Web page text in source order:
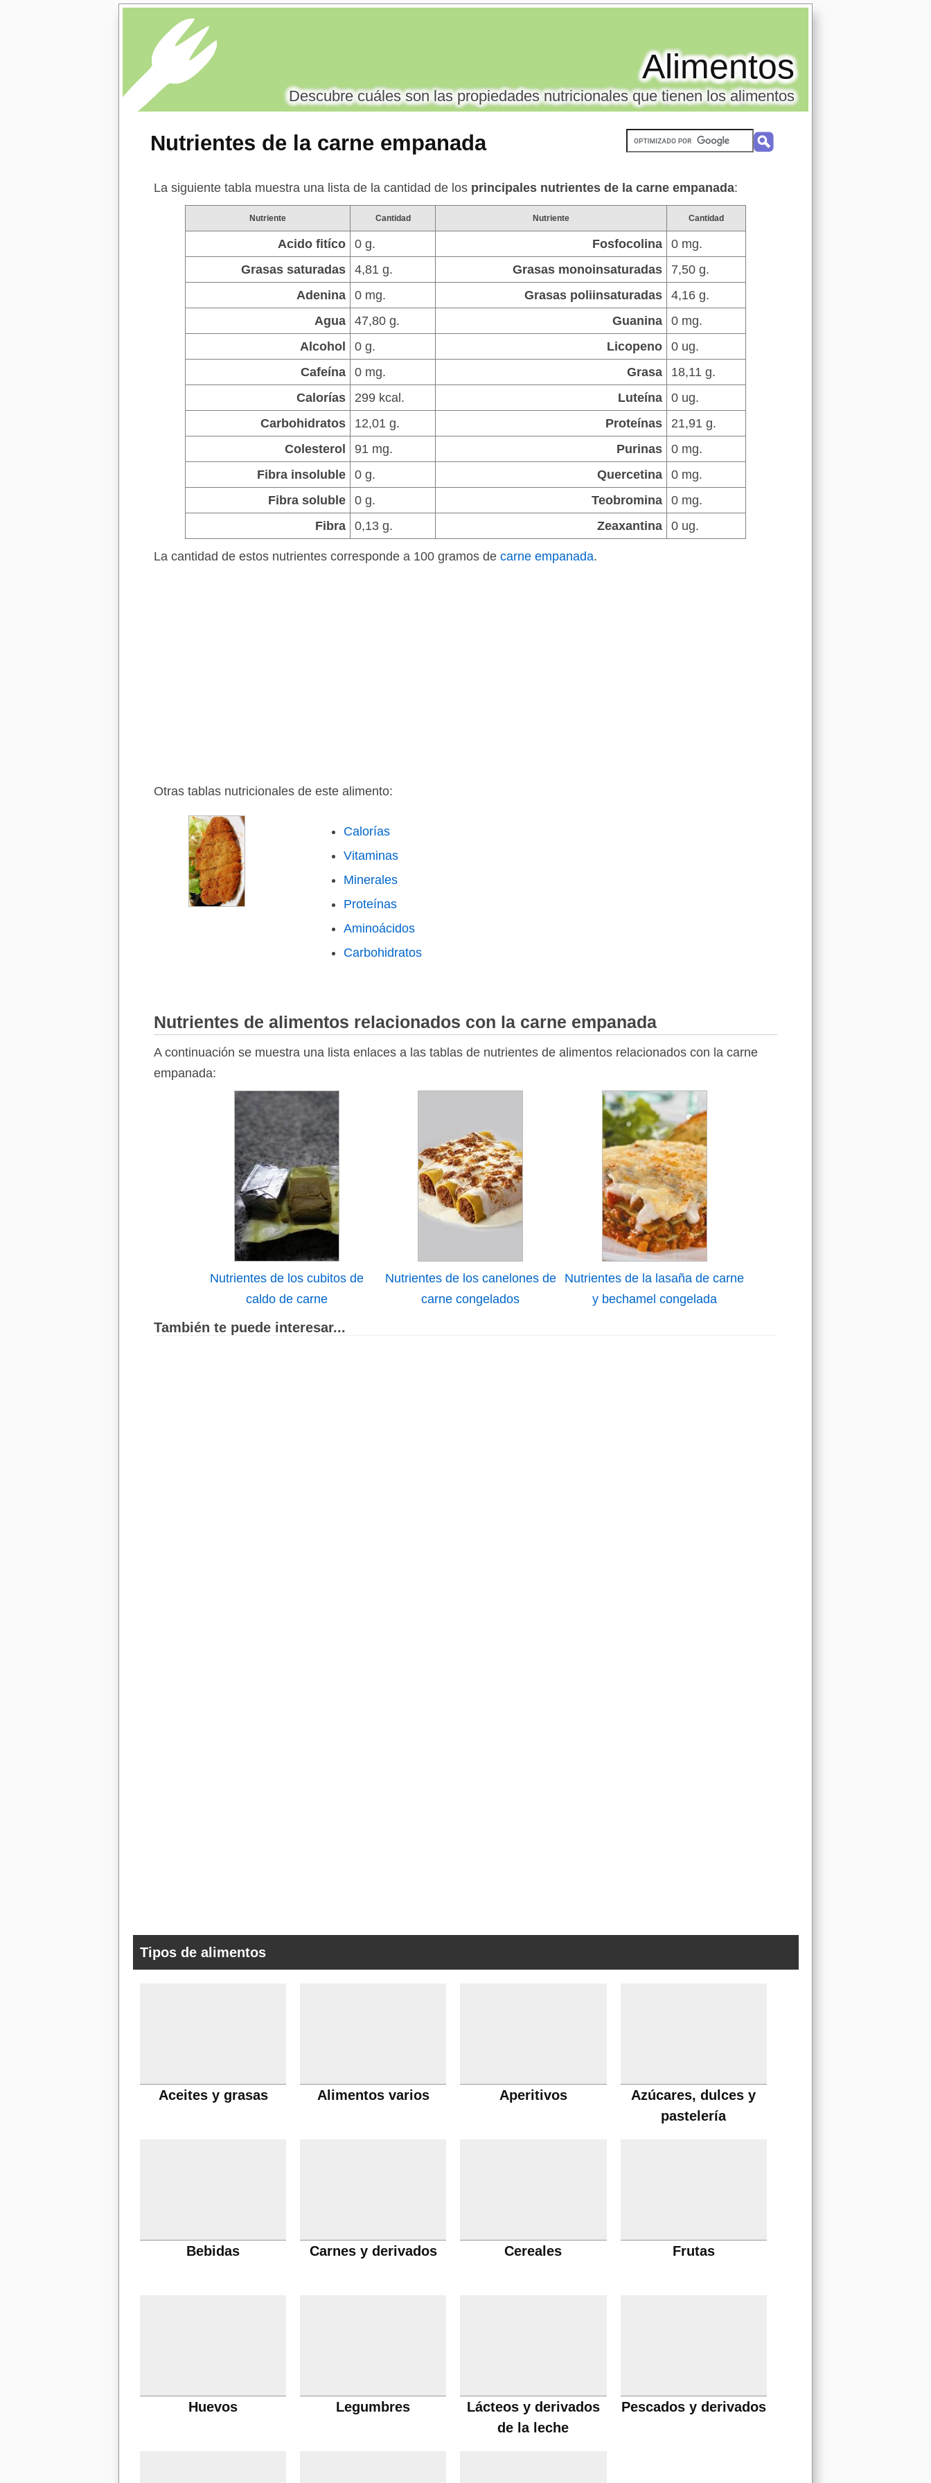
Nutrientes de la carne empanada
Alimentos
Descubre cuáles son las propiedades nutricionales que tienen los alimentos
La siguiente tabla muestra una lista de la cantidad de los principales nutrientes de la carne empanada:
Nutriente Cantidad Nutriente Cantidad
Acido fitíco 0 g. Fosfocolina
0 mg.
Grasas saturadas
4,81 g. Grasas monoinsaturadas
7,50 g.
Adenina
0 mg. Grasas poliinsaturadas
4,16 g.
Agua
47,80 g. Guanina
0 mg.
Alcohol
0 g. Licopeno
0 ug.
Cafeína
0 mg. Grasa
18,11 g.
Calorías
299 kcal. Luteína
0 ug.
Carbohidratos
12,01 g. Proteínas
21,91 g.
Colesterol
91 mg. Purinas
0 mg.
Fibra insoluble
0 g. Quercetina
0 mg.
Fibra soluble
0 g. Teobromina
0 mg.
Fibra
0,13 g. Zeaxantina 0 ug.
La cantidad de estos nutrientes corresponde a 100 gramos de carne empanada.
Otras tablas nutricionales de este alimento:
Calorías
Vitaminas
Minerales
Proteínas
Aminoácidos
Carbohidratos
Nutrientes de alimentos relacionados con la carne empanada
A continuación se muestra una lista enlaces a las tablas de nutrientes de alimentos relacionados con la carne
empanada:
Nutrientes de los cubitos de
caldo de carne
Nutrientes de los canelones de
carne congelados
Nutrientes de la lasaña de carne
y bechamel congelada
También te puede interesar...
Tipos de alimentos
Aceites y grasas Alimentos varios Aperitivos
Azúcares, dulces y
pastelería
Bebidas Carnes y derivados Cereales Frutas
Huevos Legumbres
Lácteos y derivados
de la leche
Pescados y derivados